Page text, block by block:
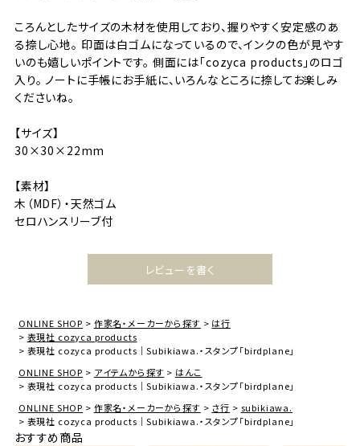
ころんとしたサイズの木材を使用しており、握りやすく安定感のあ
る捺し心地。 印面は白ゴムになっているので、インクの色が見やす
いのも嬉しいポイントです。 側面には「cozyca products」のロゴ
入り。 ノートに手帳にお手紙に、いろんなところに捺してお楽しみ
くださいね。
【サイズ】
30×30×22mm
【素材】
木（MDF）・天然ゴム
セロハンスリーブ付
レビューを書く
ONLINE SHOP 作家名・メーカーから探す
は行
表現社 cozyca products
表現社 cozyca products｜Subikiawa.・スタンプ「birdplane」
ONLINE SHOP
アイテムから探す
はんこ
表現社 cozyca products｜Subikiawa.・スタンプ「birdplane」
ONLINE SHOP
作家名・メーカーから探す さ行
subikiawa.
表現社 cozyca products｜Subikiawa.・スタンプ「birdplane」
おすすめ商品